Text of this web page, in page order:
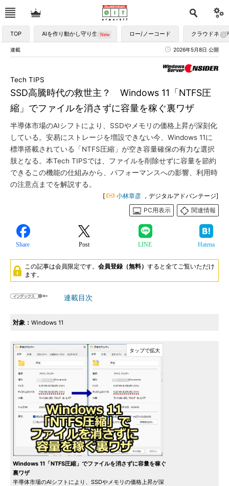
TOP AIを作り動かし守り生かす ロー/ノーコード クラウドネイ
連載 2026年5月8日 公開
SSD高騰時代の救世主？ Windows 11「NTFS圧
縮」でファイルを消さずに容量を稼ぐ裏ワザ
Tech TIPS
半導体市場のAIシフトにより、SSDやメモリの価格上昇が深刻化
している。安易にストレージを増設できない今、Windows 11に
標準搭載されている「NTFS圧縮」が空き容量確保の有力な選択
肢となる。本Tech TIPSでは、ファイルを削除せずに容量を節約
できるこの機能の仕組みから、パフォーマンスへの影響、利用時
の注意点までを解説する。
[ 小林章彦 ，デジタルアドバンテージ]
PC用表示
関連情報
Share Post LINE Hatena
この記事は会員限定です。 会員登録（無料） すると全てご覧いただけ
ます。
連載目次
対象： Windows 11
Windows 11「NTFS圧縮」でファイルを消さずに容量を稼ぐ
裏ワザ
半導体市場のAIシフトにより、SSDやメモリの価格上昇が深